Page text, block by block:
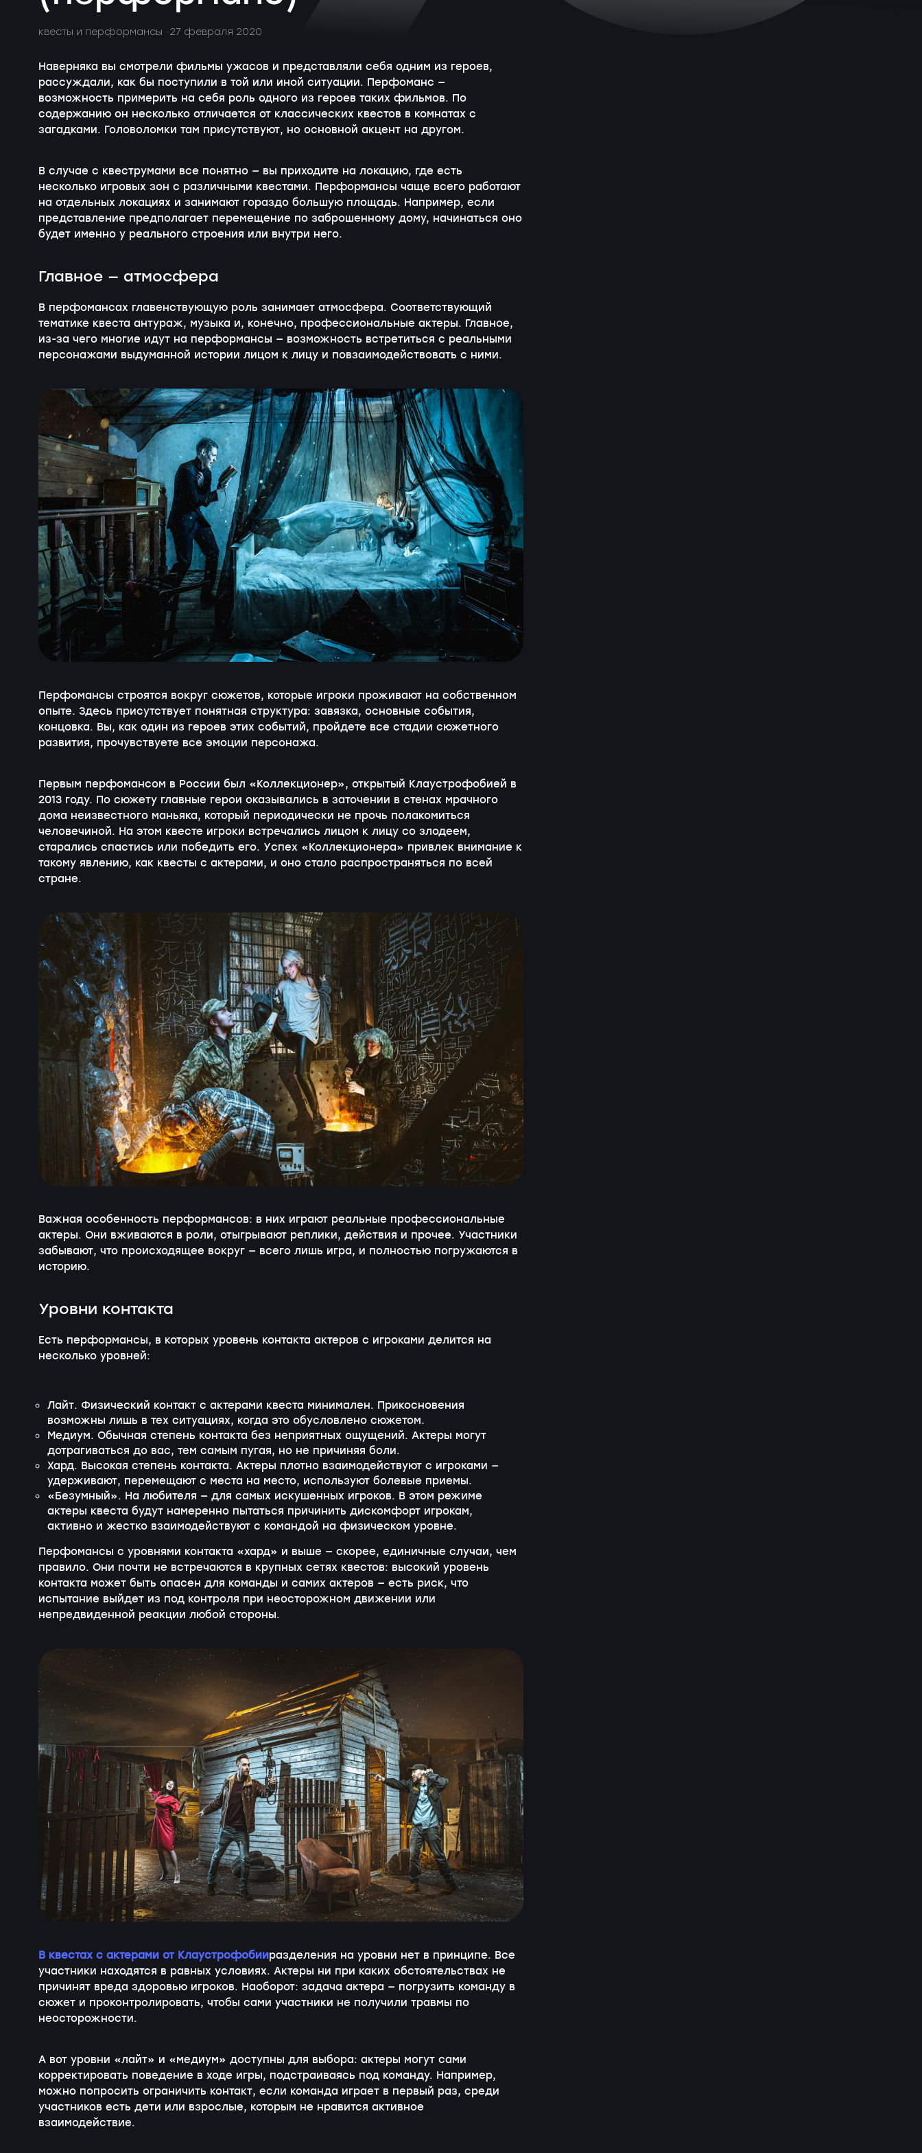
квесты и перформансы 27 февраля 2020
Наверняка вы смотрели фильмы ужасов и представляли себя одним из героев,
рассуждали, как бы поступили в той или иной ситуации. Перфоманс —
возможность примерить на себя роль одного из героев таких фильмов. По
содержанию он несколько отличается от классических квестов в комнатах с
загадками. Головоломки там присутствуют, но основной акцент на другом.
В случае с квеструмами все понятно — вы приходите на локацию, где есть
несколько игровых зон с различными квестами. Перформансы чаще всего работают
на отдельных локациях и занимают гораздо большую площадь. Например, если
представление предполагает перемещение по заброшенному дому, начинаться оно
будет именно у реального строения или внутри него.
Главное — атмосфера
В перфомансах главенствующую роль занимает атмосфера. Соответствующий
тематике квеста антураж, музыка и, конечно, профессиональные актеры. Главное,
из-за чего многие идут на перформансы — возможность встретиться с реальными
персонажами выдуманной истории лицом к лицу и повзаимодействовать с ними.
Перфомансы строятся вокруг сюжетов, которые игроки проживают на собственном
опыте. Здесь присутствует понятная структура: завязка, основные события,
концовка. Вы, как один из героев этих событий, пройдете все стадии сюжетного
развития, прочувствуете все эмоции персонажа.
Первым перфомансом в России был «Коллекционер», открытый Клаустрофобией в
2013 году. По сюжету главные герои оказывались в заточении в стенах мрачного
дома неизвестного маньяка, который периодически не прочь полакомиться
человечиной. На этом квесте игроки встречались лицом к лицу со злодеем,
старались спастись или победить его. Успех «Коллекционера» привлек внимание к
такому явлению, как квесты с актерами, и оно стало распространяться по всей
стране.
Важная особенность перформансов: в них играют реальные профессиональные
актеры. Они вживаются в роли, отыгрывают реплики, действия и прочее. Участники
забывают, что происходящее вокруг — всего лишь игра, и полностью погружаются в
историю.
Уровни контакта
Есть перформансы, в которых уровень контакта актеров с игроками делится на
несколько уровней:
Лайт. Физический контакт с актерами квеста минимален. Прикосновения
возможны лишь в тех ситуациях, когда это обусловлено сюжетом.
Медиум. Обычная степень контакта без неприятных ощущений. Актеры могут
дотрагиваться до вас, тем самым пугая, но не причиняя боли.
Хард. Высокая степень контакта. Актеры плотно взаимодействуют с игроками —
удерживают, перемещают с места на место, используют болевые приемы.
«Безумный». На любителя — для самых искушенных игроков. В этом режиме
актеры квеста будут намеренно пытаться причинить дискомфорт игрокам,
активно и жестко взаимодействуют с командой на физическом уровне.
Перфомансы с уровнями контакта «хард» и выше — скорее, единичные случаи, чем
правило. Они почти не встречаются в крупных сетях квестов: высокий уровень
контакта может быть опасен для команды и самих актеров — есть риск, что
испытание выйдет из под контроля при неосторожном движении или
непредвиденной реакции любой стороны.
В квестах с актерами от Клаустрофобииразделения на уровни нет в принципе. Все
участники находятся в равных условиях. Актеры ни при каких обстоятельствах не
причинят вреда здоровью игроков. Наоборот: задача актера — погрузить команду в
сюжет и проконтролировать, чтобы сами участники не получили травмы по
неосторожности.
А вот уровни «лайт» и «медиум» доступны для выбора: актеры могут сами
корректировать поведение в ходе игры, подстраиваясь под команду. Например,
можно попросить ограничить контакт, если команда играет в первый раз, среди
участников есть дети или взрослые, которым не нравится активное
взаимодействие.